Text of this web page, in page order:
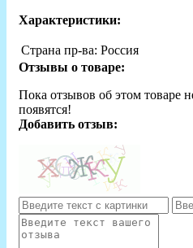
Характеристики:
Страна пр-ва: Россия
Отзывы о товаре:
Пока отзывов об этом товаре
появятся!
Добавить отзыв: